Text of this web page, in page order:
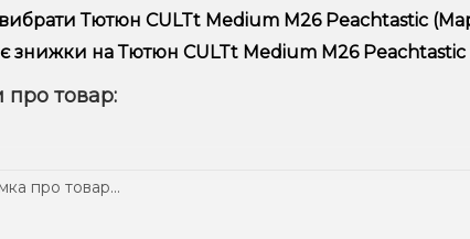
замовлення можна в кілька кліків:
Додайте Тютюн CULTt Medium M26 Peachtastic
Виберіть зручний спосіб оплати та доставки.
Тютюн CULTt Medium M26 Peachtastic
залежить від ваших уподобань – наприклад, якщо це
– потужність та смак. Наші менеджери допоможуть
знижки на Тютюн CULTt Medium M26 Peachtastic
телеграм-каналі, щоб не проґавити вигідні пропозиції!
про товар: